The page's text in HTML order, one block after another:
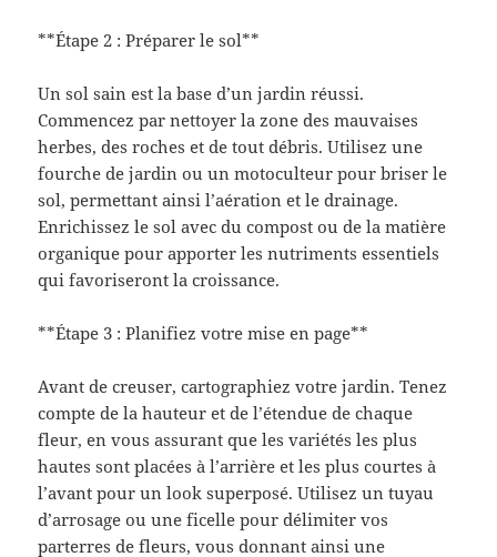
**Étape 2 : Préparer le sol**
Un sol sain est la base d’un jardin réussi.
Commencez par nettoyer la zone des mauvaises
herbes, des roches et de tout débris. Utilisez une
fourche de jardin ou un motoculteur pour briser le
sol, permettant ainsi l’aération et le drainage.
Enrichissez le sol avec du compost ou de la matière
organique pour apporter les nutriments essentiels
qui favoriseront la croissance.
**Étape 3 : Planifiez votre mise en page**
Avant de creuser, cartographiez votre jardin. Tenez
compte de la hauteur et de l’étendue de chaque
fleur, en vous assurant que les variétés les plus
hautes sont placées à l’arrière et les plus courtes à
l’avant pour un look superposé. Utilisez un tuyau
d’arrosage ou une ficelle pour délimiter vos
parterres de fleurs, vous donnant ainsi une